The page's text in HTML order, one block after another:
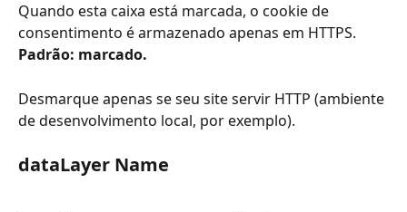
Quando esta caixa está marcada, o cookie de
consentimento é armazenado apenas em HTTPS.
Padrão: marcado.
Desmarque apenas se seu site servir HTTP (ambiente
de desenvolvimento local, por exemplo).
dataLayer Name